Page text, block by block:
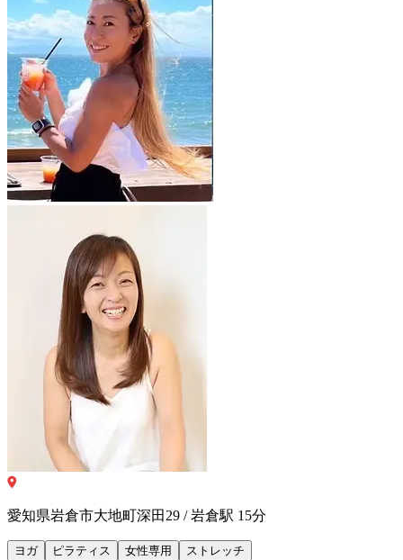
愛知県岩倉市大地町深田29 / 岩倉駅 15分
ヨガ ピラティス 女性専用 ストレッチ